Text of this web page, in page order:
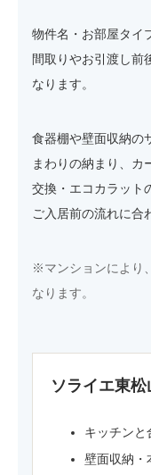
物件名・お部屋タイ
間取りやお引渡し前
なります。
食器棚や壁面収納の
まわりの納まり、カ
交換・エコカラット
ご入居前の流れに合
※マンションにより
なります。
ソライエ東
キッチンと
壁面収納・